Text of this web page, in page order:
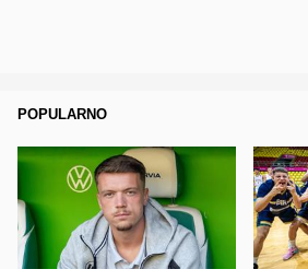
POPULARNO